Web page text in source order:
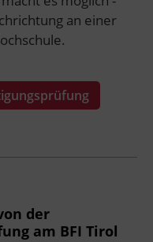
an einer
der
am BFI Tirol